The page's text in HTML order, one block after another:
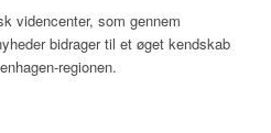
videncenter, som gennem
bidrager til et øget kendskab
regionen.